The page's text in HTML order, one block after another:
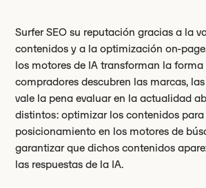
Surfer SEO su reputación gracias a la
contenidos y a la optimización on-
los motores de IA transforman la forma
compradores descubren las marcas,
vale la pena evaluar en la actualidad
distintos: optimizar los contenidos para
posicionamiento en los motores de
garantizar que dichos contenidos
las respuestas de la IA.